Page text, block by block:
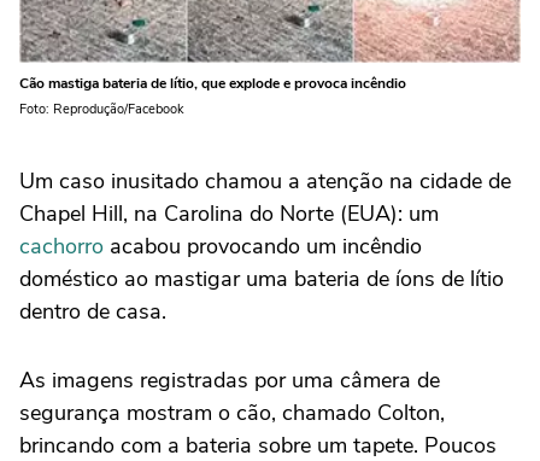
Cão mastiga bateria de lítio, que explode e provoca incêndio
Foto: Reprodução/Facebook
Um caso inusitado chamou a atenção na cidade de
Chapel Hill, na Carolina do Norte (EUA): um
cachorro acabou provocando um incêndio
doméstico ao mastigar uma bateria de íons de lítio
dentro de casa.
As imagens registradas por uma câmera de
segurança mostram o cão, chamado Colton,
brincando com a bateria sobre um tapete. Poucos